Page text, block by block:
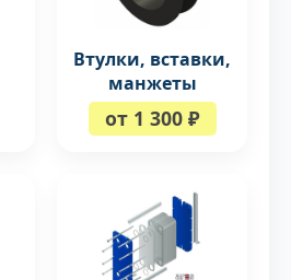
Втулки, вставки,
манжеты
от 1 300 ₽